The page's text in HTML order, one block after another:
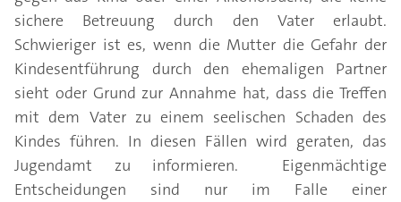
sichere Betreuung durch den Vater erlaubt.
Schwieriger ist es, wenn die Mutter die Gefahr der
Kindesentführung durch den ehemaligen Partner
sieht oder Grund zur Annahme hat, dass die Treffen
mit dem Vater zu einem seelischen Schaden des
Kindes führen. In diesen Fällen wird geraten, das
Jugendamt zu informieren. Eigenmächtige
Entscheidungen sind nur im Falle einer